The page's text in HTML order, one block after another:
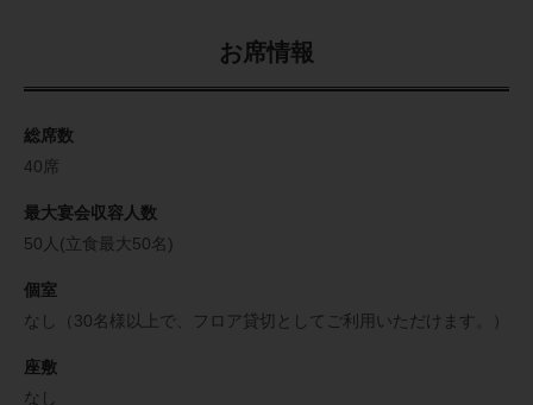
お席情報
総席数
40席
最大宴会収容人数
50人(立食最大50名)
個室
なし（30名様以上で、フロア貸切としてご利用いただけます。）
座敷
なし